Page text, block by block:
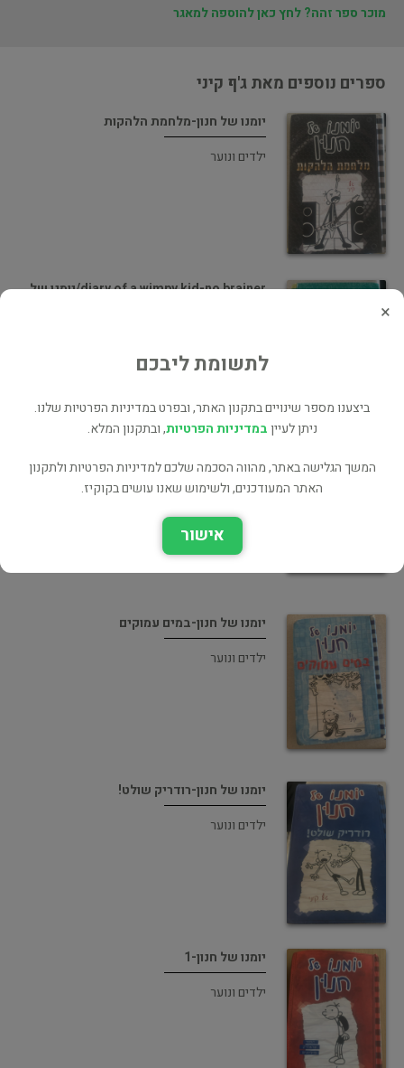
מוכר ספר זהה? לחץ כאן להוספה למאגר
ספרים נוספים מאת ג'ף קיני
יומנו של חנון-מלחמת הלהקות
ילדים ונוער
diary of a wimpy kid-no brainer/יומנו של
ילדים ונוער
יומנו של חנון-במים עמוקים
ילדים ונוער
יומנו של חנון-רודריק שולט!
ילדים ונוער
יומנו של חנון-1
ילדים ונוער
×
לתשומת ליבכם
ביצענו מספר שינויים בתקנון האתר, ובפרט במדיניות הפרטיות שלנו.
ניתן לעייןבמדיניות הפרטיות, ובתקנון המלא.
המשך הגלישה באתר, מהווה הסכמה שלכם למדיניות הפרטיות ולתקנון
האתר המעודכנים, ולשימוש שאנו עושים בקוקיז.
אישור